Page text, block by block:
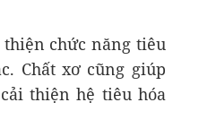
chức năng tiêu
Chất xơ cũng giúp
thiện hệ tiêu hóa